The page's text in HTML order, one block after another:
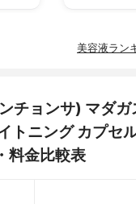
美容液ラン
チョンサ) マダガ
トニング カプセ
料金比較表